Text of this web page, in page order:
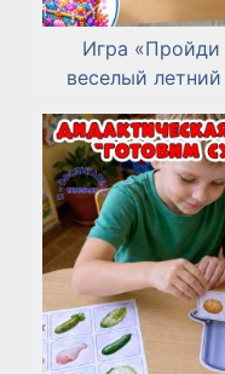
Игра
веселый